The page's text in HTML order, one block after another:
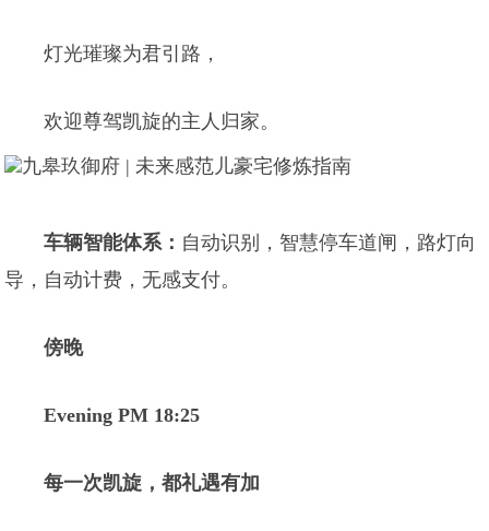
灯光璀璨为君引路，
欢迎尊驾凯旋的主人归家。
车辆智能体系： 自动识别，智慧停车道闸，路灯向
导，自动计费，无感支付。
傍晚
Evening PM 18:25
每一次凯旋，都礼遇有加